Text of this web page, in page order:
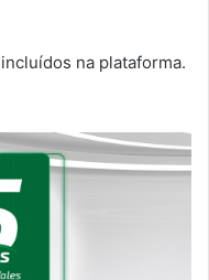
na plataforma.